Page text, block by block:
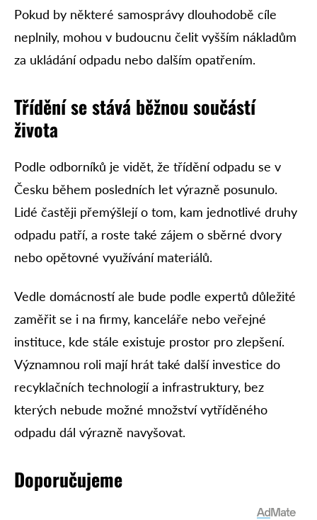
Pokud by některé samosprávy dlouhodobě cíle
neplnily, mohou v budoucnu čelit vyšším nákladům
za ukládání odpadu nebo dalším opatřením.
Třídění se stává běžnou součástí
života
Podle odborníků je vidět, že třídění odpadu se v
Česku během posledních let výrazně posunulo.
Lidé častěji přemýšlejí o tom, kam jednotlivé druhy
odpadu patří, a roste také zájem o sběrné dvory
nebo opětovné využívání materiálů.
Vedle domácností ale bude podle expertů důležité
zaměřit se i na firmy, kanceláře nebo veřejné
instituce, kde stále existuje prostor pro zlepšení.
Významnou roli mají hrát také další investice do
recyklačních technologií a infrastruktury, bez
kterých nebude možné množství vytříděného
odpadu dál výrazně navyšovat.
Doporučujeme